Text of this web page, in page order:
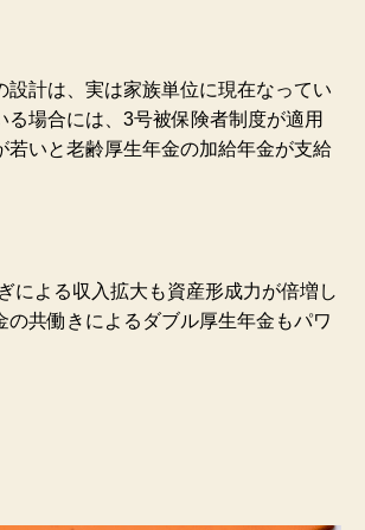
設計は、実は家族単位に現在なってい
る場合には、3号被保険者制度が適用
若いと老齢厚生年金の加給年金が支給
による収入拡大も資産形成力が倍増し
の共働きによるダブル厚生年金もパワ